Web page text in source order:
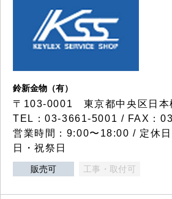
鈴新金物（有）
〒103-0001 東京都中央区日本
TEL：03-3661-5001 / FAX：
営業時間：9:00〜18:00 / 定休
日・祝祭日
販売可 工事・取付可